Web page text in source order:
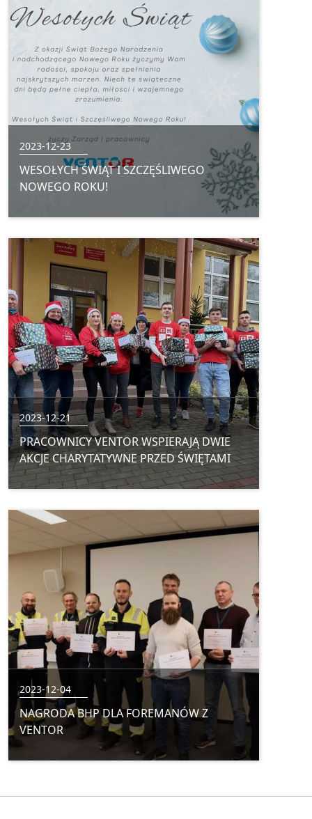
2023-12-23
WESOŁYCH ŚWIĄT I SZCZĘŚLIWEGO
NOWEGO ROKU!
2023-12-21
PRACOWNICY VENTOR WSPIERAJĄ DWIE
AKCJE CHARYTATYWNE PRZED ŚWIĘTAMI
2023-12-04
NAGRODA BHP DLA FOREMANÓW Z
VENTOR